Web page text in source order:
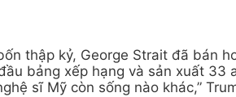
thập kỷ, George Strait đã bán
bảng xếp hạng và sản xuất 33
sĩ Mỹ còn sống nào khác,”